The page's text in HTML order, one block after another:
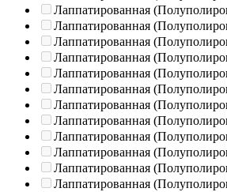
Лаппатированная
Лаппатированная
Лаппатированная
Лаппатированная
Лаппатированная
Лаппатированная
Лаппатированная
Лаппатированная
Лаппатированная
Лаппатированная
Лаппатированная
Лаппатированная